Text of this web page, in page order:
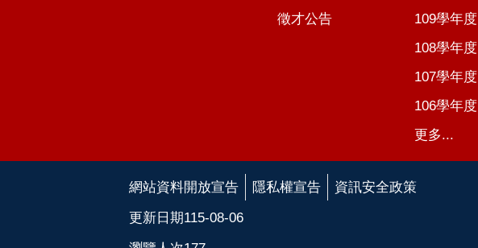
徵才公告
109學年度
108學年度
107學年度
106學年度
更多...
網站資料開放宣告 隱私權宣告
資訊安全政策
更新日期115-08-06